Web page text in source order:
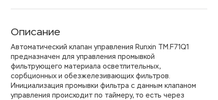
Описание
Автоматический клапан управления Runxin TM.F71Q1
предназначен для управления промывкой
фильтрующего материала осветлительных,
сорбционных и обезжелезивающих фильтров.
Инициализация промывки фильтра с данным клапаном
управления происходит по таймеру, то есть через